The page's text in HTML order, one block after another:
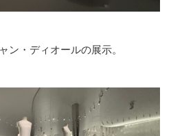
ン・ディオールの展示。